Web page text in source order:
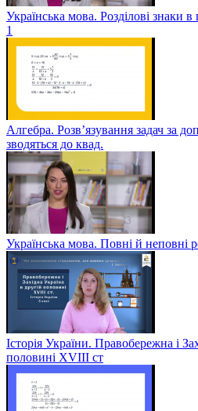
Українська мова. Розділові знаки
1
Алгебра. Розв’язування задач за
зводяться до квад.
Українська мова. Повні й неповні
Історія України. Правобережна і
половині XVIII ст